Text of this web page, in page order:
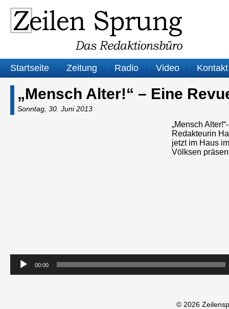
Startseite Zeitung Radio Video Kontakt
„Mensch Alter!“ – Eine
Sonntag, 30. Juni 2013
„Mensch
Redakteurin
jetzt im Haus
Völksen
00:00
© 2026